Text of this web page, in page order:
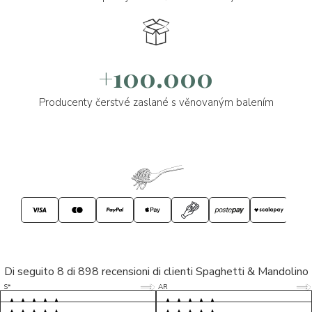
+100.000
Producenty čerstvé zaslané s věnovaným balením
Di seguito 8 di 898 recensioni di clienti Spaghetti & Mandolino
S* 5/5
LP 5/5
M*
AR 5/5
D* 5/5
S*